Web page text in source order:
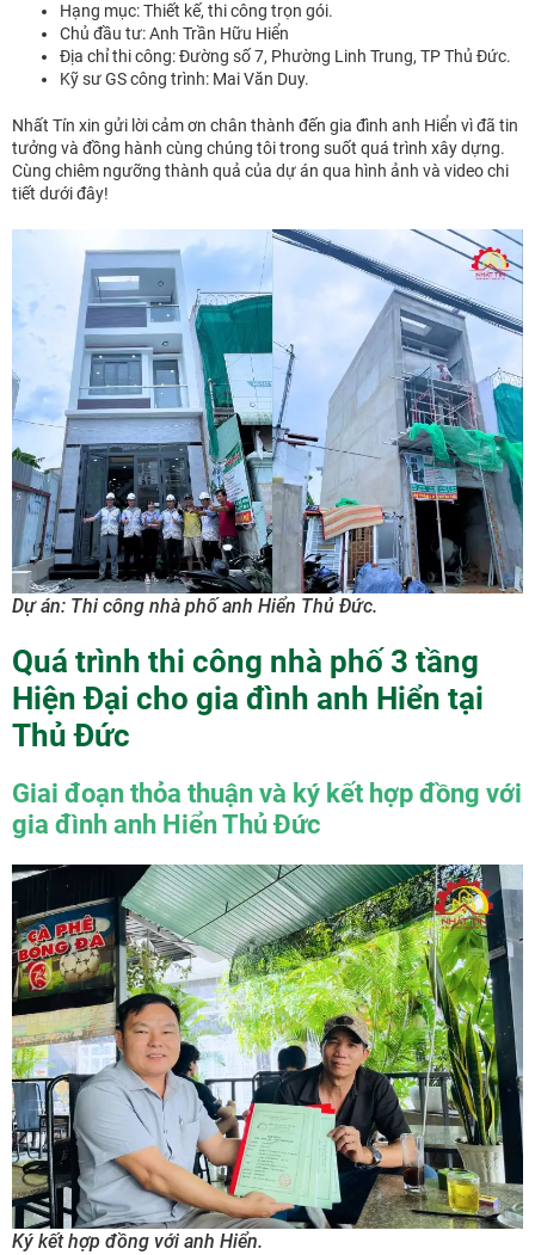
Hạng mục: Thiết kế, thi công trọn gói.
Chủ đầu tư: Anh Trần Hữu Hiển
Địa chỉ thi công: Đường số 7, Phường Linh Trung, TP Thủ Đức.
Kỹ sư GS công trình: Mai Văn Duy.
Nhất Tín xin gửi lời cảm ơn chân thành đến gia đình anh Hiển vì đã tin
tưởng và đồng hành cùng chúng tôi trong suốt quá trình xây dựng.
Cùng chiêm ngưỡng thành quả của dự án qua hình ảnh và video chi
tiết dưới đây!
Dự án: Thi công nhà phố anh Hiển Thủ Đức.
Quá trình thi công nhà phố 3 tầng
Hiện Đại cho gia đình anh Hiển tại
Thủ Đức
Giai đoạn thỏa thuận và ký kết hợp đồng với
gia đình anh Hiển Thủ Đức
Ký kết hợp đồng với anh Hiển.